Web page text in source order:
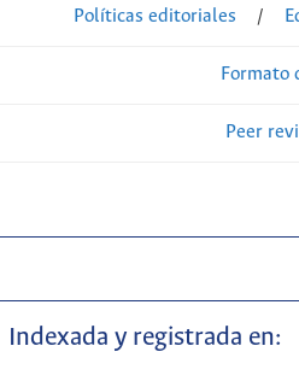
Políticas editoriales /
Formato
Peer
Indexada y registrada en: